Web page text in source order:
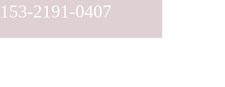
153-2191-0407